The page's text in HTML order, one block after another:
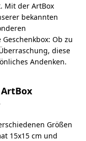
Mit der ArtBox
bekannten
Ob zu
diese
Andenken.
Größen
15x15 cm und